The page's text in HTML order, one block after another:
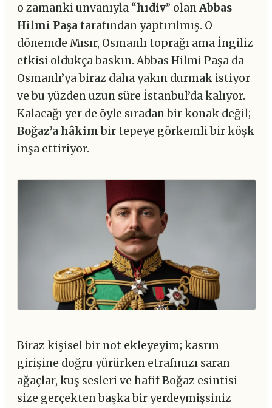
o zamanki unvanıyla “hıdiv” olanAbbas
Hilmi Paşa tarafından yaptırılmış. O
dönemde Mısır, Osmanlı toprağı ama İngiliz
etkisi oldukça baskın. Abbas Hilmi Paşa da
Osmanlı’ya biraz daha yakın durmak istiyor
ve bu yüzden uzun süre İstanbul’da kalıyor.
Kalacağı yer de öyle sıradan bir konak değil;
Boğaz’a hâkimbir tepeye görkemli bir köşk
inşa ettiriyor.
Biraz kişisel bir not ekleyeyim; kasrın
girişine doğru yürürken etrafınızı saran
ağaçlar, kuş sesleri ve hafif Boğaz esintisi
size gerçekten başka bir yerdeymişsiniz